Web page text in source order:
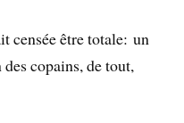
censée être totale: un
copains, de tout,